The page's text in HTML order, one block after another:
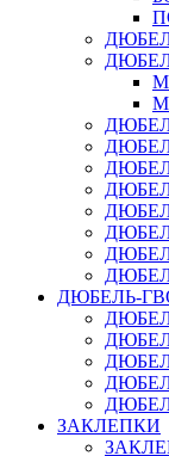
ДЮБЕЛЬ-
ЗАКЛЕПКИ